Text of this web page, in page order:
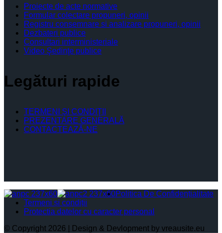
Proiecte de acte normative
Formular colectare propuneri, opinii
Registru consemnare si analizare propuneri, opinii
Dezbateri publice
Consultari interministeriale
Video Şedinţe publice
Legături rapide
TERMENI ŞI CONDIŢII
PREZENTARE GENERALĂ
CONTACTEAZĂ-NE
Politica De Confidențialitate
Termeni și condiții
Protectia datelor cu caracter personal
© Copyright 2026 | Design & Devlopment by vreausite.eu